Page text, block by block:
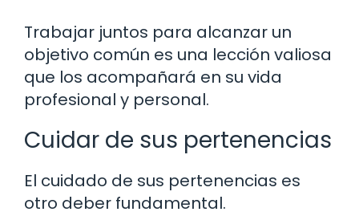
Trabajar juntos para alcanzar un
objetivo común es una lección valiosa
que los acompañará en su vida
profesional y personal.
Cuidar de sus pertenencias
El cuidado de sus pertenencias es
otro deber fundamental.